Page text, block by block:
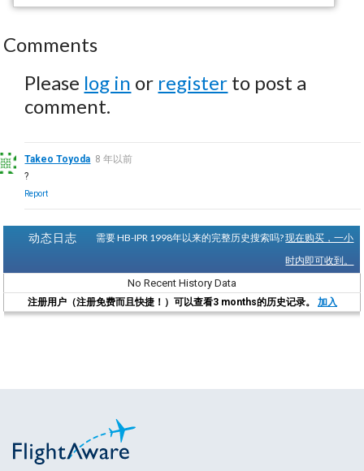
Comments
Please log in or register to post a
comment.
Takeo Toyoda 8 年以前
?
Report
动态日志 需要 HB-IPR 1998年以来的完整历史搜索吗?现在购买，一小
时内即可收到。
No Recent History Data
注册用户（注册免费而且快捷！）可以查看3 months的历史记录。 加入